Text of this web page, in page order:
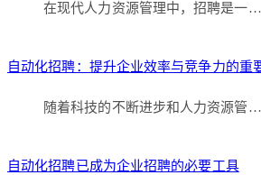
在现代人力资源管理中，招聘是一…
自动化招聘：提升企业效率与竞争力的重
随着科技的不断进步和人力资源管…
自动化招聘已成为企业招聘的必要工具